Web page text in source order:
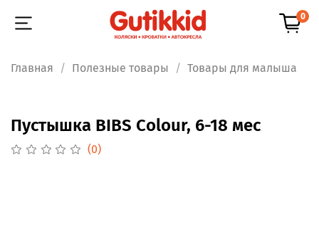
0
Главная Полезные товары Товары для малыша
Пустышка BIBS Colour, 6-18 мес
(0)